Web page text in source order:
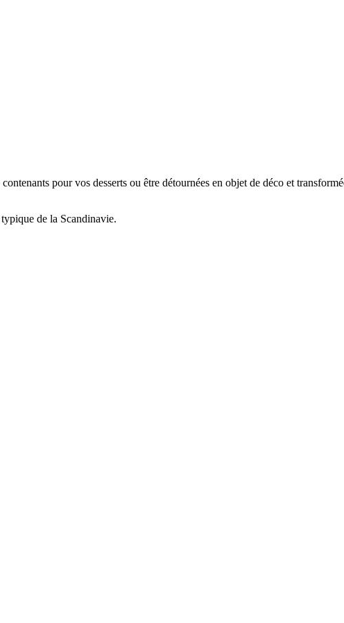
pour vos desserts ou être détournées en objet de déco et
de la Scandinavie.